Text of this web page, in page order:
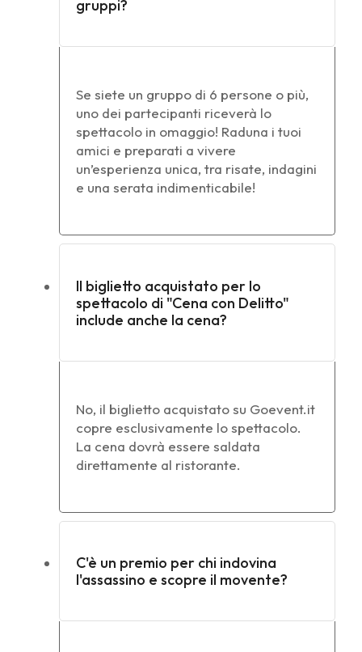
gruppi?
Se siete un gruppo di 6 persone o più,
uno dei partecipanti riceverà lo
spettacolo in omaggio! Raduna i tuoi
amici e preparati a vivere
un’esperienza unica, tra risate, indagini
e una serata indimenticabile!
Il biglietto acquistato per lo
spettacolo di "Cena con Delitto"
include anche la cena?
No, il biglietto acquistato su Goevent.it
copre esclusivamente lo spettacolo.
La cena dovrà essere saldata
direttamente al ristorante.
C'è un premio per chi indovina
l'assassino e scopre il movente?